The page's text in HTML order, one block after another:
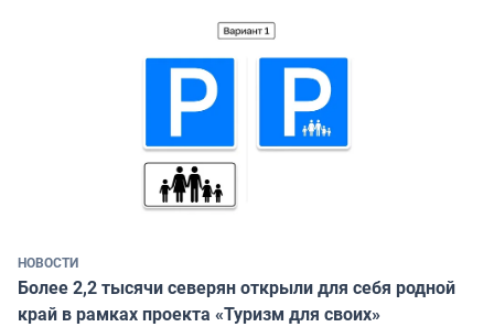
НОВОСТИ
Более 2,2 тысячи северян открыли для себя родной
край в рамках проекта «Туризм для своих»